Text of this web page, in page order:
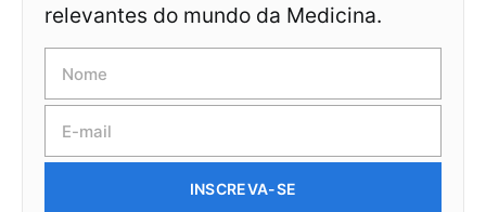
relevantes do mundo da Medicina.
INSCREVA-SE